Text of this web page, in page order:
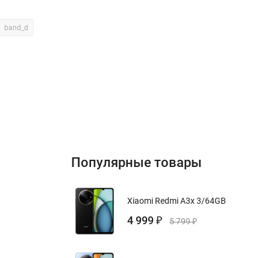
band_d
Популярные товары
Xiaomi Redmi A3x 3/64GB
4 999 ₽ 5 799₽